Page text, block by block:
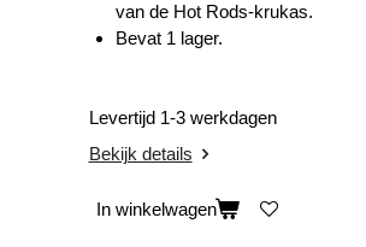
van de Hot Rods-krukas.
Bevat 1 lager.
Levertijd 1-3 werkdagen
Bekijk details
In winkelwagen